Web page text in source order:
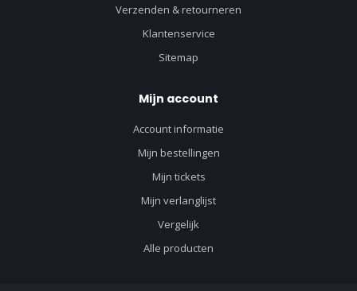
Verzenden & retourneren
Klantenservice
Sitemap
Mijn account
Account informatie
Mijn bestellingen
Mijn tickets
Mijn verlanglijst
Vergelijk
Alle producten